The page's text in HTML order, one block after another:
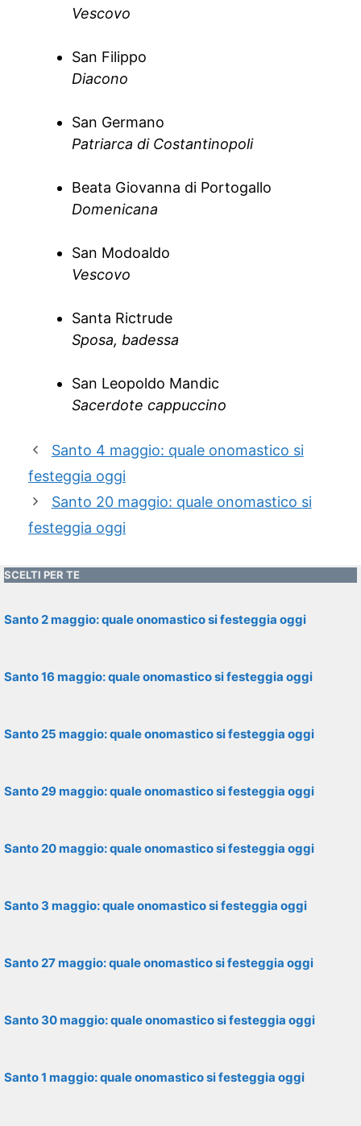
Vescovo
San Filippo
Diacono
San Germano
Patriarca di Costantinopoli
Beata Giovanna di Portogallo
Domenicana
San Modoaldo
Vescovo
Santa Rictrude
Sposa, badessa
San Leopoldo Mandic
Sacerdote cappuccino
Santo 4 maggio: quale onomastico si
festeggia oggi
Santo 20 maggio: quale onomastico si
festeggia oggi
SCELTI PER TE
Santo 2 maggio: quale onomastico si festeggia oggi
Santo 16 maggio: quale onomastico si festeggia oggi
Santo 25 maggio: quale onomastico si festeggia oggi
Santo 29 maggio: quale onomastico si festeggia oggi
Santo 20 maggio: quale onomastico si festeggia oggi
Santo 3 maggio: quale onomastico si festeggia oggi
Santo 27 maggio: quale onomastico si festeggia oggi
Santo 30 maggio: quale onomastico si festeggia oggi
Santo 1 maggio: quale onomastico si festeggia oggi